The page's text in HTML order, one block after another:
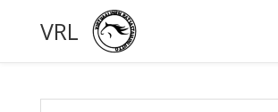
VRL